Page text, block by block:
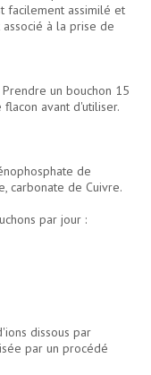
facilement assimilé et
à la prise de
un bouchon 15
avant d'utiliser.
de
carbonate de Cuivre.
par jour :
dissous par
par un procédé